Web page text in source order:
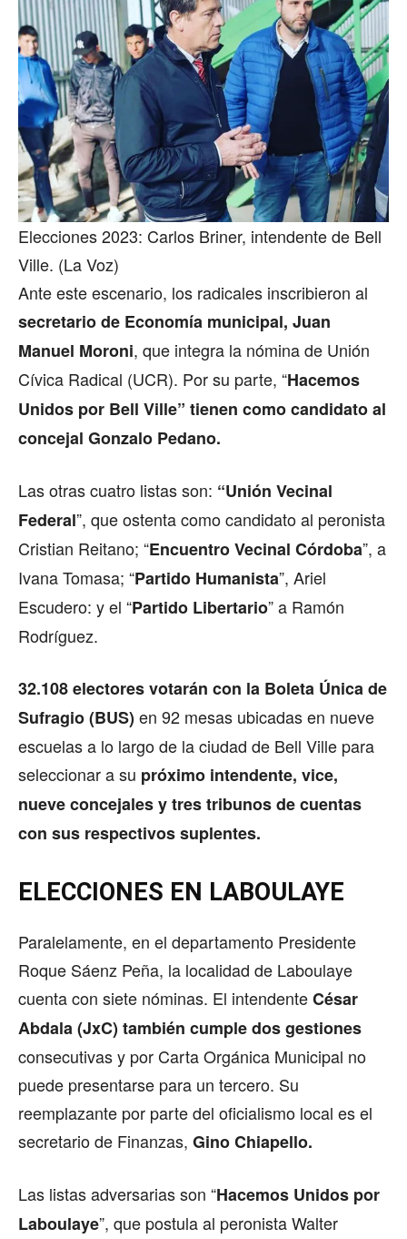
Elecciones 2023: Carlos Briner, intendente de Bell
Ville. (La Voz)
Ante este escenario, los radicales inscribieron al
secretario de Economía municipal, Juan
Manuel Moroni, que integra la nómina de Unión
Cívica Radical (UCR). Por su parte, “Hacemos
Unidos por Bell Ville” tienen como candidato al
concejal Gonzalo Pedano.
Las otras cuatro listas son: “Unión Vecinal
Federal”, que ostenta como candidato al peronista
Cristian Reitano; “Encuentro Vecinal Córdoba”, a
Ivana Tomasa; “Partido Humanista”, Ariel
Escudero: y el “Partido Libertario” a Ramón
Rodríguez.
32.108 electores votarán con la Boleta Única de
Sufragio (BUS) en 92 mesas ubicadas en nueve
escuelas a lo largo de la ciudad de Bell Ville para
seleccionar a su próximo intendente, vice,
nueve concejales y tres tribunos de cuentas
con sus respectivos suplentes.
ELECCIONES EN LABOULAYE
Paralelamente, en el departamento Presidente
Roque Sáenz Peña, la localidad de Laboulaye
cuenta con siete nóminas. El intendenteCésar
Abdala (JxC) también cumple dos gestiones
consecutivas y por Carta Orgánica Municipal no
puede presentarse para un tercero. Su
reemplazante por parte del oficialismo local es el
secretario de Finanzas, Gino Chiapello.
Las listas adversarias son “Hacemos Unidos por
Laboulaye”, que postula al peronista Walter